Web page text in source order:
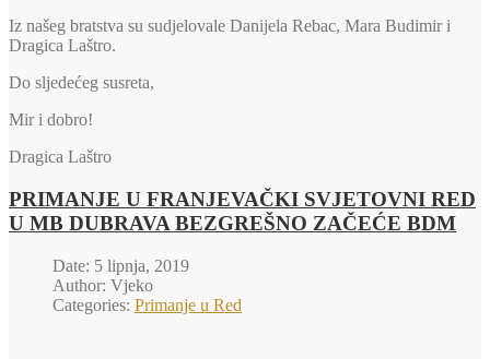
Iz našeg bratstva su sudjelovale Danijela Rebac, Mara Budimir i
Dragica Laštro.
Do sljedećeg susreta,
Mir i dobro!
Dragica Laštro
PRIMANJE U FRANJEVAČKI SVJETOVNI RED
U MB DUBRAVA BEZGREŠNO ZAČEĆE BDM
Date: 5 lipnja, 2019
Author: Vjeko
Categories: Primanje u Red